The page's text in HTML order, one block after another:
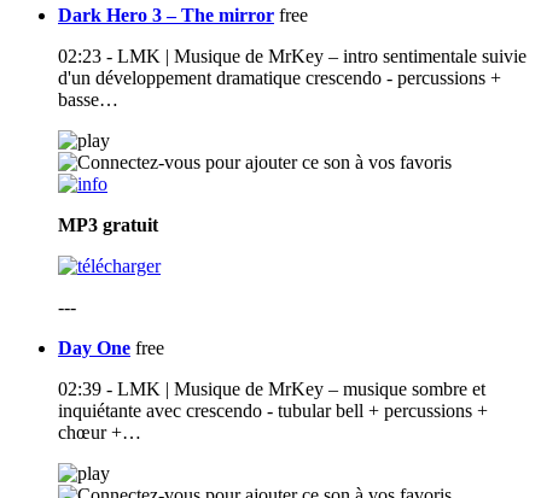
Dark Hero 3 – The mirror free
02:23 - LMK | Musique de MrKey – intro sentimentale suivie
d'un développement dramatique crescendo - percussions +
basse…
MP3 gratuit
---
Day One free
02:39 - LMK | Musique de MrKey – musique sombre et
inquiétante avec crescendo - tubular bell + percussions +
chœur +…